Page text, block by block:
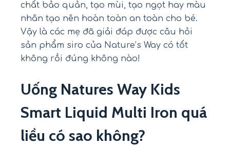
chất bảo quản, tạo mùi, tạo ngọt hay màu
nhân tạo nên hoàn toàn an toàn cho bé.
Vậy là các mẹ đã giải đáp được câu hỏi
sản phẩm siro của Nature’s Way có tốt
không rồi đúng không nào!
Uống Natures Way Kids
Smart Liquid Multi Iron quá
liều có sao không?